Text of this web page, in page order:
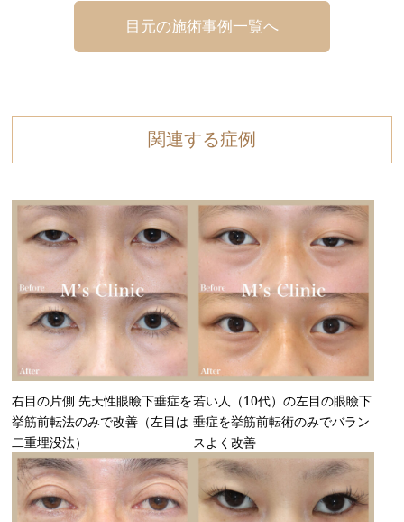
目元の施術事例一覧へ
関連する症例
右目の片側 先天性眼瞼下垂症を
挙筋前転法のみで改善（左目は
二重埋没法）
若い人（10代）の左目の眼瞼下
垂症を挙筋前転術のみでバラン
スよく改善